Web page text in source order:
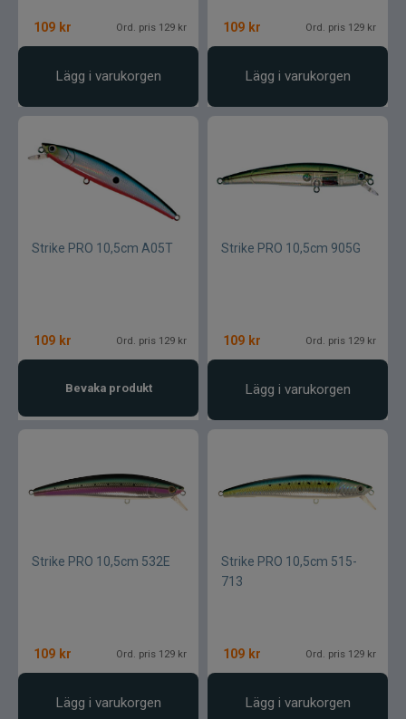
109 kr Ord. pris 129 kr
Lägg i varukorgen
109 kr Ord. pris 129 kr
Lägg i varukorgen
Strike PRO 10,5cm A05T
109 kr Ord. pris 129 kr
Bevaka produkt
Strike PRO 10,5cm 905G
109 kr Ord. pris 129 kr
Lägg i varukorgen
Strike PRO 10,5cm 532E
109 kr Ord. pris 129 kr
Lägg i varukorgen
Strike PRO 10,5cm 515-
713
109 kr Ord. pris 129 kr
Lägg i varukorgen